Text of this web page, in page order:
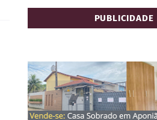
PUBLICIDADE